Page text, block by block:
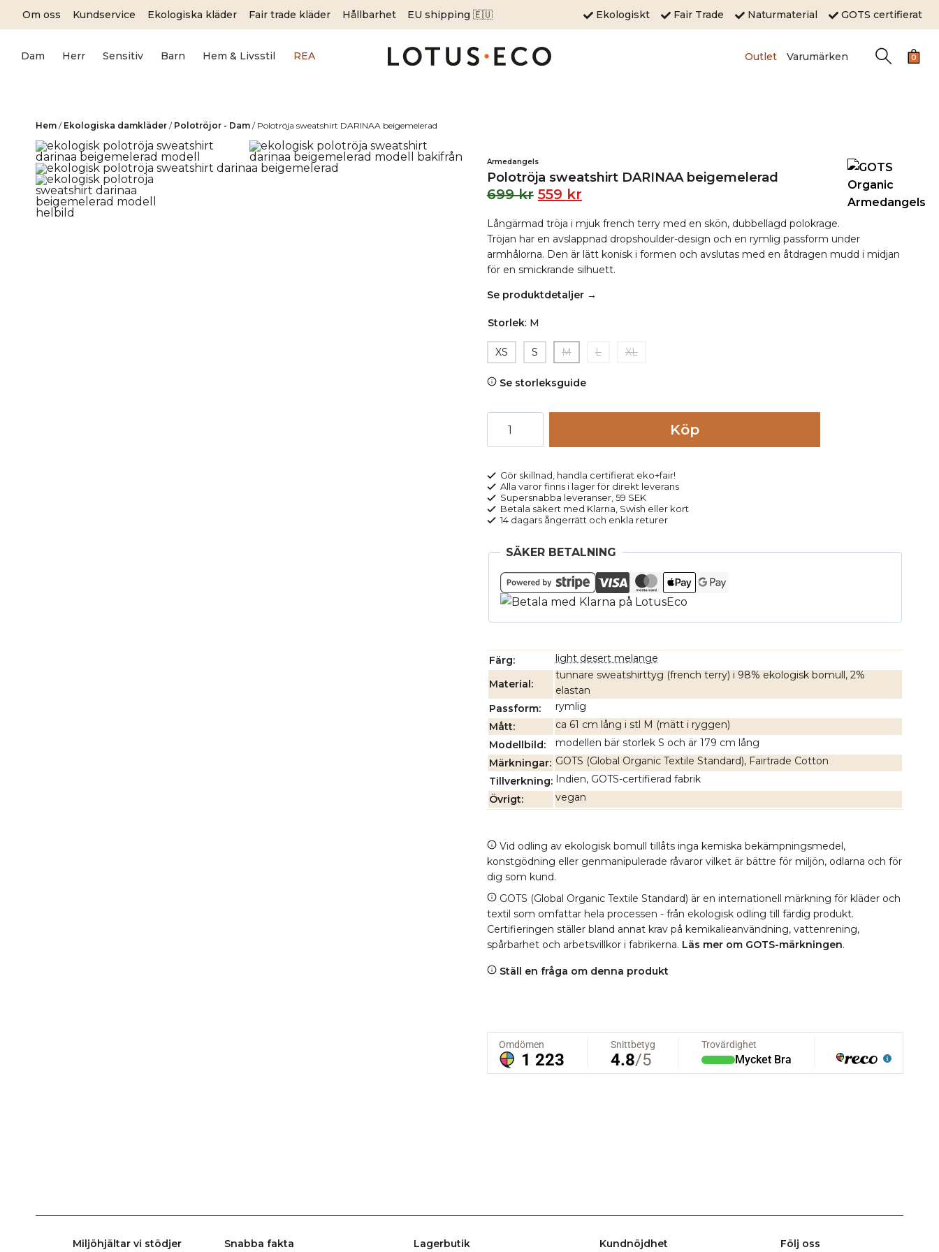
Om oss Kundservice Ekologiska kläder Fair trade kläder Hållbarhet EU shipping 🇪🇺 Ekologiskt Fair Trade Naturmaterial GOTS certifierat
Dam Herr Sensitiv Barn Hem & Livsstil REA Outlet Varumärken 0
Hem / Ekologiska damkläder / Polotröjor - Dam / Polotröja sweatshirt DARINAA beigemelerad
Armedangels
Polotröja sweatshirt DARINAA beigemelerad
699kr 559 kr
Långärmad tröja i mjuk french terry med en skön, dubbellagd polokrage.
Tröjan har en avslappnad dropshoulder-design och en rymlig passform under
armhålorna. Den är lätt konisk i formen och avslutas med en åtdragen mudd i midjan
för en smickrande silhuett.
Se produktdetaljer →
Storlek: M
XS S M L XL
Se storleksguide
sweatshirt
beigemelerad
mängd
Köp
Gör skillnad, handla certifierat eko+fair!
Alla varor finns i lager för direkt leverans
Supersnabba leveranser, 59 SEK
Betala säkert med Klarna, Swish eller kort
14 dagars ångerrätt och enkla returer
SÄKER BETALNING
Färg light desert melange
Material
tunnare sweatshirttyg (french terry) i 98% ekologisk bomull, 2%
elastan
Passform
rymlig
Mått
ca 61 cm lång i stl M (mätt i ryggen)
Modellbild
modellen bär storlek S och är 179 cm lång
Märkningar GOTS (Global Organic Textile Standard), Fairtrade Cotton
Tillverkning Indien, GOTS-certifierad fabrik
Övrigt
vegan
Vid odling av ekologisk bomull tillåts inga kemiska bekämpningsmedel,
konstgödning eller genmanipulerade råvaror vilket är bättre för miljön, odlarna och för
dig som kund.
GOTS (Global Organic Textile Standard) är en internationell märkning för kläder och
textil som omfattar hela processen - från ekologisk odling till färdig produkt.
Certifieringen ställer bland annat krav på kemikalieanvändning, vattenrening,
spårbarhet och arbetsvillkor i fabrikerna. Läs mer om GOTS-märkningen.
Ställ en fråga om denna produkt
Miljöhjältar vi stödjer Snabba fakta Lagerbutik Kundnöjdhet Följ oss